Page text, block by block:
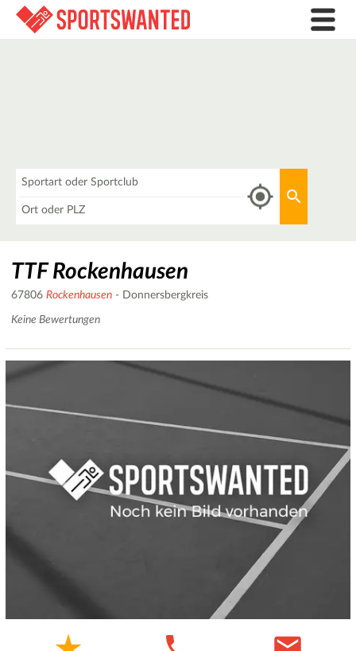
TTF Rockenhausen
67806 Rockenhausen - Donnersbergkreis
Keine Bewertungen